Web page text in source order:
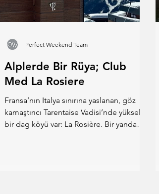
Alplerde Bir Rüya; Club
Med La Rosiere
Fransa’nın Italya sınırına yaslanan, göz
kamaştırıcı Tarentaise Vadisi’nde yükselen
bir dag köyü var: La Rosière. Bir yanda
Perfect Weekend Team